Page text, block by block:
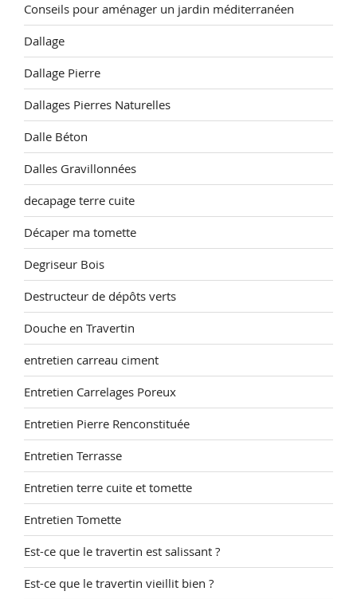
Conseils pour aménager un jardin méditerranéen
Dallage
Dallage Pierre
Dallages Pierres Naturelles
Dalle Béton
Dalles Gravillonnées
decapage terre cuite
Décaper ma tomette
Degriseur Bois
Destructeur de dépôts verts
Douche en Travertin
entretien carreau ciment
Entretien Carrelages Poreux
Entretien Pierre Renconstituée
Entretien Terrasse
Entretien terre cuite et tomette
Entretien Tomette
Est-ce que le travertin est salissant ?
Est-ce que le travertin vieillit bien ?